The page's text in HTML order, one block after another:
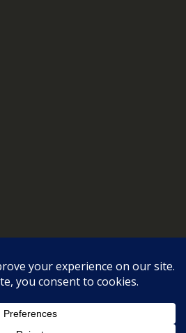
| Headquarter: Viale Manzoni, 26 - 00185